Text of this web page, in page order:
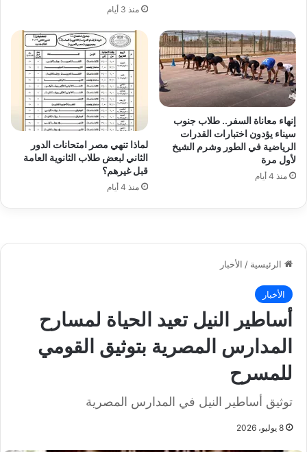
منذ 3 أيام
إنهاء معاناة السفر.. طلاب جنوب
سيناء يؤدون اختبارات القدرات
الرياضية في الطور وشرم الشيخ
لأول مرة
منذ 4 أيام
لماذا تنهي مصر امتحانات الدور
الثاني لبعض طلاب الثانوية العامة
قبل غيرهم؟
منذ 4 أيام